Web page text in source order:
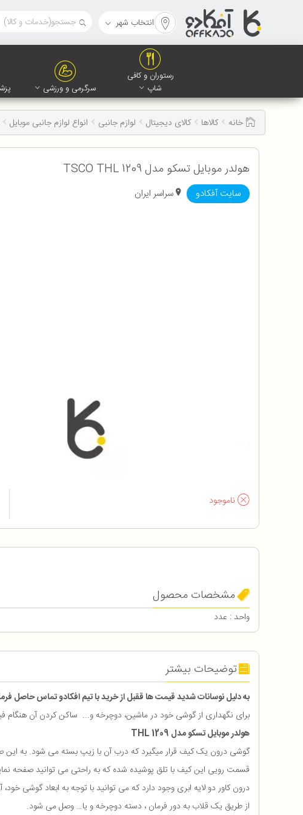
انتخاب شهر
رستوران و کافی
شاپ
سرگرمی و ورزشی
خانه کالاها کالای دیجیتال لوازم جانبی انواع لوازم جانبی موبایل
هولدر موبایل تسکو مدل TSCO THL 1209
سایت آفکادو سراسر ایران
ناموجود
مشخصات محصول
واحد : عدد
توضیحات بیشتر
به دلیل نوسانات شدید قیمت ها ققبل از خرید با تیم افکادو تماس حاصل
برای نگهداری از گوشی خود در ماشین، دوچرخه و... ساکن کردن آن هنگام
هولدر موبایل تسکو مدل THL 1209
گوشی درون یک کیف قرار میگیرد که درب آن با زیپ بسته می شود. به این
قسمت رویی این کیف با تلق پوشیده شده که به راحتی می توانید صفحه
درون کاور دو لایه ابری وجود دارد که می توانید با توجه به ابعاد گوشی خود،
از طریق یک قلاب به دور فرمان ، دسته دوچرخه و یا… وصل می شود.